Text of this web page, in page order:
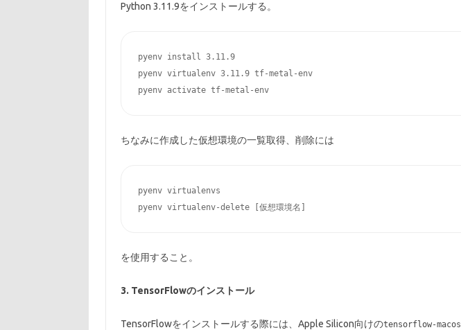
Python 3.11.9をインストールする。
pyenv install 3.11.9
pyenv virtualenv 3.11.9 tf-metal-env
pyenv activate tf-metal-env
ちなみに作成した仮想環境の一覧取得、削除には
pyenv virtualenvs
を使用すること。
3. TensorFlowのインストール
TensorFlowをインストールする際には、Apple Silicon向けのtensorflow-macos